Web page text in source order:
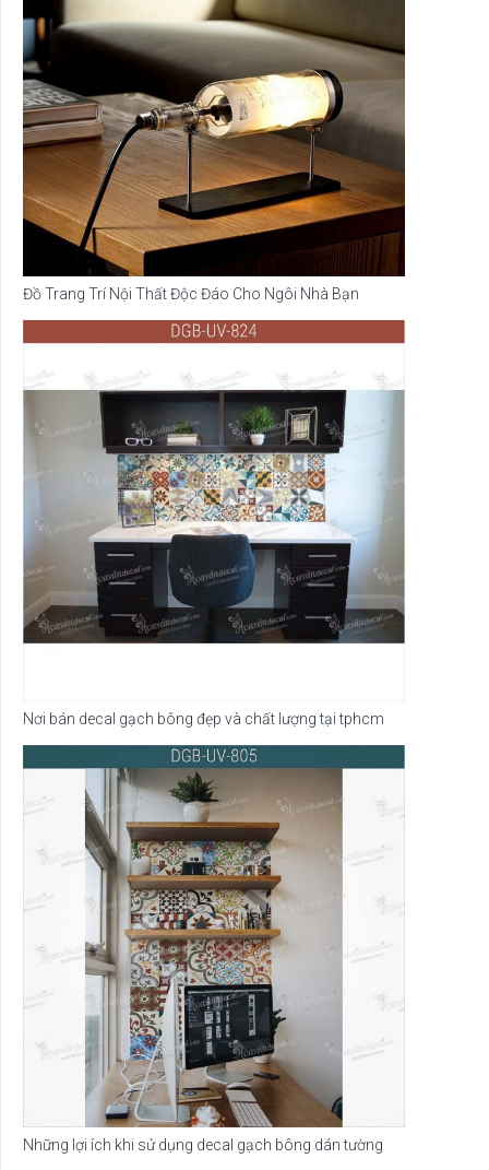
Đồ Trang Trí Nội Thất Độc Đáo Cho Ngôi Nhà Bạn
Nơi bán decal gạch bông đẹp và chất lượng tại tphcm
Những lợi ích khi sử dụng decal gạch bông dán tường